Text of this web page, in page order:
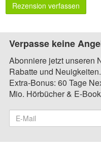
Rezension verfassen
Verpasse keine
Abonniere jetzt unseren
Rabatte und Neuigkeiten.
Extra-Bonus: 60 Tage
Mio. Hörbücher & E-